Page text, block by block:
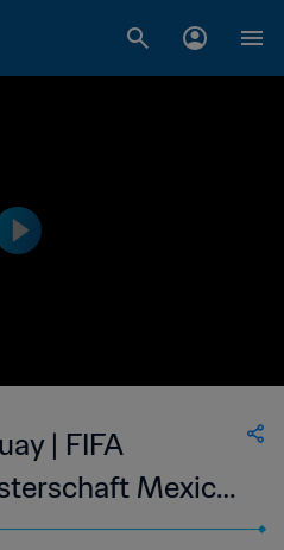
| FIFA
Mexico
Spiele